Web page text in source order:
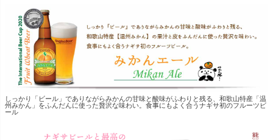
しっかり「ビール」でありながらみかんの甘味と酸味がふわりと残る、和歌山特産「温
州みかん」をふんだんに使った贅沢な味わい。食事にもよく合うナギサ初のフルーツビ
ール